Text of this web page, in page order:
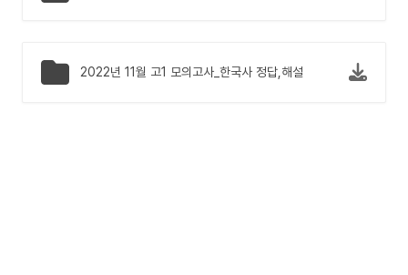
2022년 11월 고1 모의고사_한국사 정답,해설